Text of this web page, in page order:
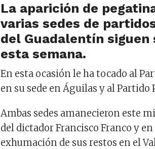
La aparición de
varias sedes de
del Guadalentín
esta semana.
En esta ocasión le ha tocado al
en su sede en Águilas y al Partido
Ambas sedes amanecieron este
del dictador Francisco Franco y
exhumación de sus restos en el